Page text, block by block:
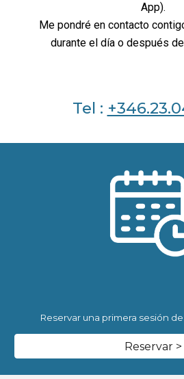
App).
Me pondré en contacto
durante el día o después
Tel :
Reservar una primera sesión
Reservar >